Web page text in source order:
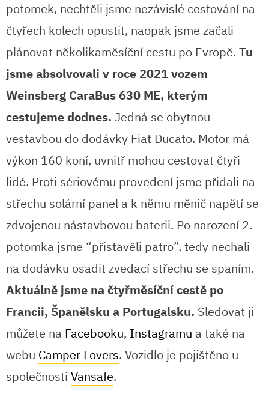
potomek, nechtěli jsme nezávislé cestování na
čtyřech kolech opustit, naopak jsme začali
plánovat několikaměsíční cestu po Evropě. Tu
jsme absolvovali v roce 2021 vozem
Weinsberg CaraBus 630 ME, kterým
cestujeme dodnes. Jedná se obytnou
vestavbou do dodávky Fiat Ducato. Motor má
výkon 160 koní, uvnitř mohou cestovat čtyři
lidé. Proti sériovému provedení jsme přidali na
střechu solární panel a k němu měnič napětí se
zdvojenou nástavbovou baterii. Po narození 2.
potomka jsme “přistavěli patro”, tedy nechali
na dodávku osadit zvedací střechu se spaním.
Aktuálně jsme na čtyřměsíční cestě po
Francii, Španělsku a Portugalsku. Sledovat ji
můžete na Facebooku, Instagramu a také na
webu Camper Lovers. Vozidlo je pojištěno u
společnosti Vansafe.